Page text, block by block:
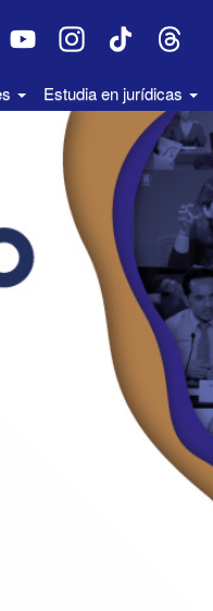
Estudia en jurídicas